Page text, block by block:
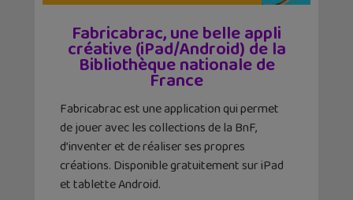
Fabricabrac, une belle appli
créative (iPad/Android) de la
Bibliothèque nationale de
France
Fabricabrac est une application qui permet
de jouer avec les collections de la BnF,
d’inventer et de réaliser ses propres
créations. Disponible gratuitement sur iPad
et tablette Android.